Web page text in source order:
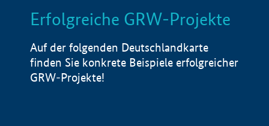
LISTE Info
Erfolgreiche GRW-Projekte
Auf der folgenden Deutschlandkarte
finden Sie konkrete Beispiele erfolgreicher
GRW-Projekte!